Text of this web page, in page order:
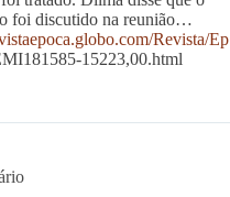
foi discutido na reunião…
Revista/Ep
15223,00.html